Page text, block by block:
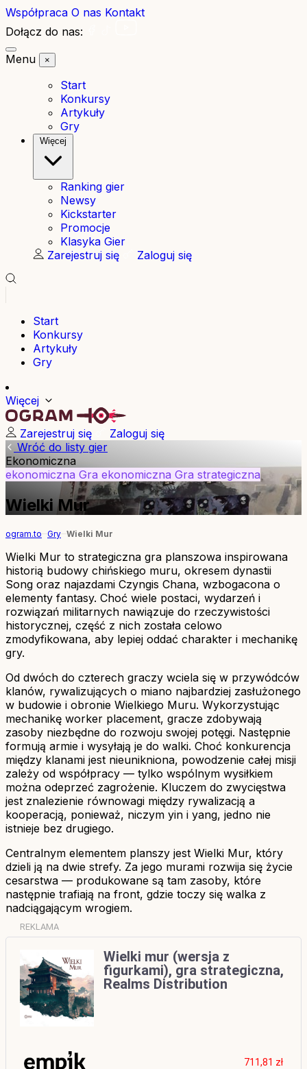
Współpraca O nas Kontakt
Dołącz do nas:
Menu
×
Start
Konkursy
Artykuły
Gry
Więcej
Ranking gier
Newsy
Kickstarter
Promocje
Klasyka Gier
Zarejestruj się
Zaloguj się
Start
Konkursy
Artykuły
Gry
Więcej
Zarejestruj się
Zaloguj się
Wróć do listy gier
Ekonomiczna
ekonomiczna Gra ekonomiczna Gra strategiczna
Wielki Mur
ogram.to Gry Wielki Mur
Wielki Mur to strategiczna gra planszowa inspirowana
historią budowy chińskiego muru, okresem dynastii
Song oraz najazdami Czyngis Chana, wzbogacona o
elementy fantasy. Choć wiele postaci, wydarzeń i
rozwiązań militarnych nawiązuje do rzeczywistości
historycznej, część z nich została celowo
zmodyfikowana, aby lepiej oddać charakter i mechanikę
gry.
Od dwóch do czterech graczy wciela się w przywódców
klanów, rywalizujących o miano najbardziej zasłużonego
w budowie i obronie Wielkiego Muru. Wykorzystując
mechanikę worker placement, gracze zdobywają
zasoby niezbędne do rozwoju swojej potęgi. Następnie
formują armie i wysyłają je do walki. Choć konkurencja
między klanami jest nieunikniona, powodzenie całej misji
zależy od współpracy — tylko wspólnym wysiłkiem
można odeprzeć zagrożenie. Kluczem do zwycięstwa
jest znalezienie równowagi między rywalizacją a
kooperacją, ponieważ, niczym yin i yang, jedno nie
istnieje bez drugiego.
Centralnym elementem planszy jest Wielki Mur, który
dzieli ją na dwie strefy. Za jego murami rozwija się życie
cesarstwa — produkowane są tam zasoby, które
następnie trafiają na front, gdzie toczy się walka z
nadciągającym wrogiem.
REKLAMA
Wielki mur (wersja z
figurkami), gra strategiczna,
Realms Distribution
711,81 zł